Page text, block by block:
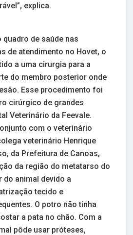
explica.
de saúde nas
de atendimento no Hovet, o
a uma cirurgia para a
do membro posterior onde
Esse procedimento foi
cirúrgico de grandes
Veterinário da Feevale.
com o veterinário
veterinário Henrique
da Prefeitura de Canoas,
da região do metatarso do
animal devido a
tecido e
O potro não tinha
a pata no chão. Com a
pôde usar próteses,